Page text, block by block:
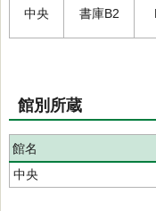
中央 書庫B2
館別所蔵
館名
中央